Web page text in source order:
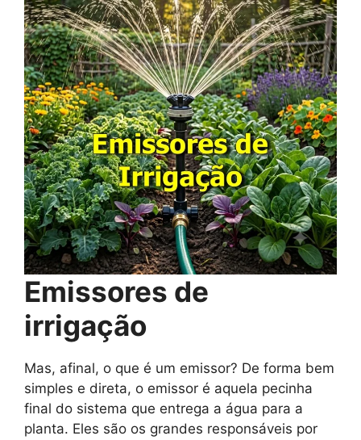
Emissores de
irrigação
Mas, afinal, o que é um emissor? De forma bem
simples e direta, o emissor é aquela pecinha
final do sistema que entrega a água para a
planta. Eles são os grandes responsáveis por